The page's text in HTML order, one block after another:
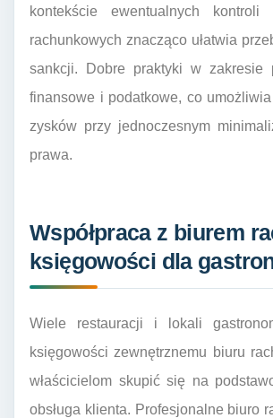
kontekście ewentualnych
rachunkowych znacząco ułatwia
sankcji. Dobre praktyki w zakresie
finansowe i podatkowe, co
zysków przy jednoczesnym
prawa.
Współpraca z biurem
księgowości dla
Wiele restauracji i lokali
księgowości zewnętrznemu biuru
właścicielom skupić się na
obsługa klienta. Profesjonalne biuro